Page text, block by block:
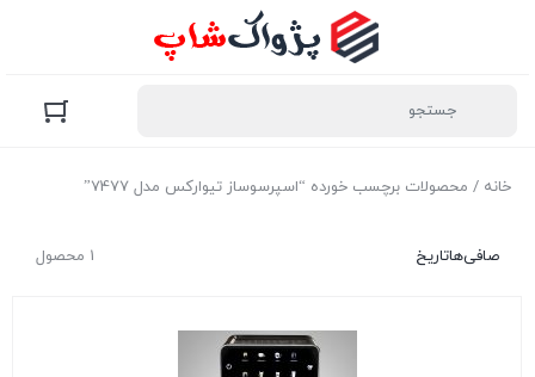
خانه / محصولات برچسب خورده “اسپرسوساز تیوارکس مدل 7477”
1 محصول صافی‌هاتاریخ